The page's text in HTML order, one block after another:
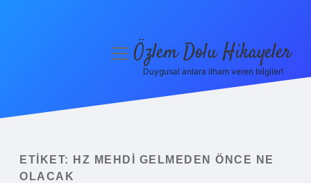
Yasal Uyarı
menüyüÖzlem Dolu Hikayeler
Duygusal anlara ilham veren bilgiler!
ETIKET:
HZ MEHDI GELMEDEN ÖNCE NE
OLACAK